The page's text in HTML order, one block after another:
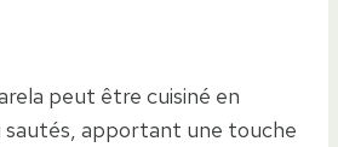
peut être cuisiné en
sautés, apportant une touche